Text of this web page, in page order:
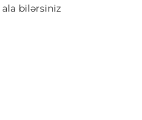
ala bilərsiniz